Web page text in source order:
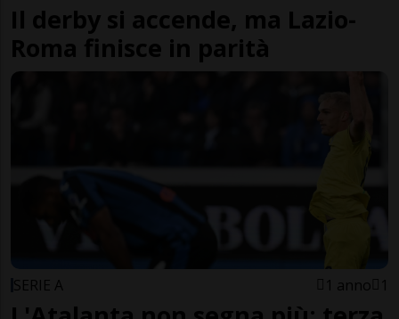
Il derby si accende, ma Lazio-
Roma finisce in parità
SERIE A 1 anno 1